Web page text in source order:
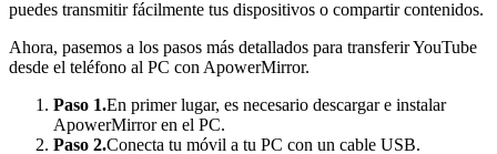
puedes transmitir fácilmente tus dispositivos o compartir contenidos.
Ahora, pasemos a los pasos más detallados para transferir YouTube
desde el teléfono al PC con ApowerMirror.
Paso 1.En primer lugar, es necesario descargar e instalar
ApowerMirror en el PC.
Paso 2.Conecta tu móvil a tu PC con un cable USB.